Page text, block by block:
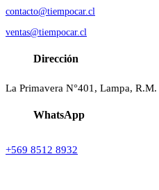
contacto@tiempocar.cl
ventas@tiempocar.cl
Dirección
La Primavera N°401, Lampa, R.M.
WhatsApp
+569 8512 8932